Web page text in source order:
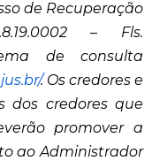
de Recuperação
– Fls.
de consulta
. Os credores e
dos credores que
promover a
ao Administrador